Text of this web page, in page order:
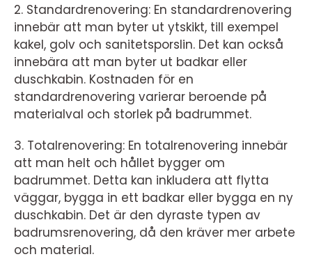
2. Standardrenovering: En standardrenovering
innebär att man byter ut ytskikt, till exempel
kakel, golv och sanitetsporslin. Det kan också
innebära att man byter ut badkar eller
duschkabin. Kostnaden för en
standardrenovering varierar beroende på
materialval och storlek på badrummet.
3. Totalrenovering: En totalrenovering innebär
att man helt och hållet bygger om
badrummet. Detta kan inkludera att flytta
väggar, bygga in ett badkar eller bygga en ny
duschkabin. Det är den dyraste typen av
badrumsrenovering, då den kräver mer arbete
och material.